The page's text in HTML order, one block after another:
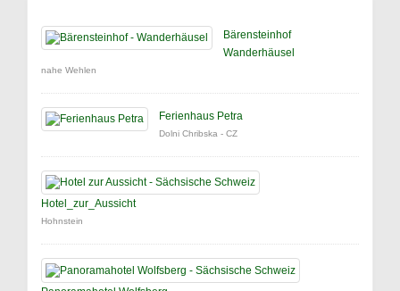
Bärensteinhof
Wanderhäusel
nahe Wehlen
Ferienhaus Petra
Dolni Chribska - CZ
Hotel_zur_Aussicht
Hohnstein